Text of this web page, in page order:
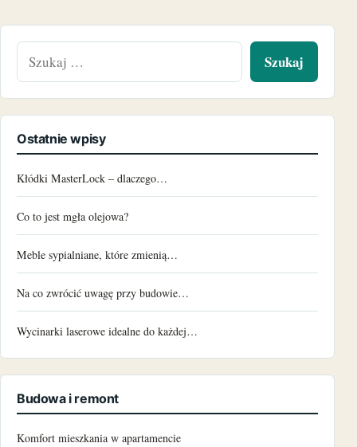
Ostatnie wpisy
Kłódki MasterLock – dlaczego…
Co to jest mgła olejowa?
Meble sypialniane, które zmienią…
Na co zwrócić uwagę przy budowie…
Wycinarki laserowe idealne do każdej…
Budowa i remont
Komfort mieszkania w apartamencie